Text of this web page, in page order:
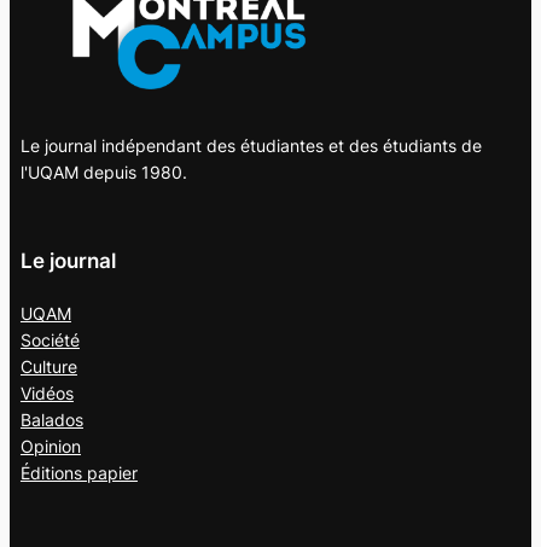
Le journal indépendant des étudiantes et des étudiants de
l'UQAM depuis 1980.
Le journal
UQAM
Société
Culture
Vidéos
Balados
Opinion
Éditions papier